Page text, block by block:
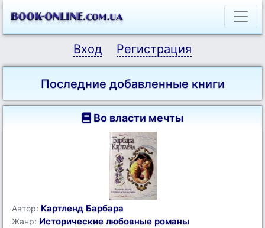
Вход Регистрация
Последние добавленные книги
Во власти мечты
Автор: Картленд Барбара
Жанр: Исторические любовные романы